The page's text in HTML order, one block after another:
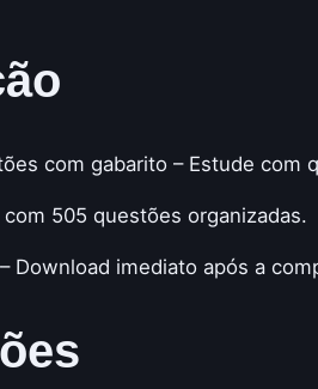
com gabarito – Estude com
505 questões organizadas.
Download imediato após a